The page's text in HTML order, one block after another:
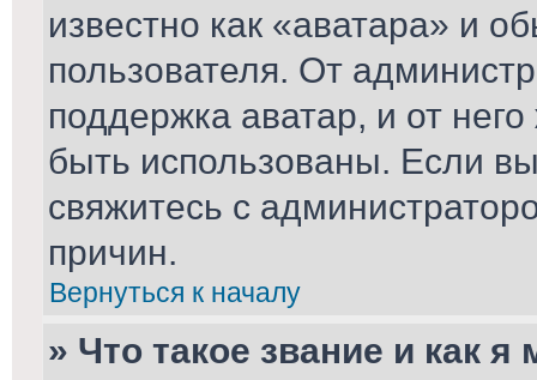
известно как «аватара» и
пользователя. От
поддержка аватар, и от
быть использованы. Если
свяжитесь с
причин.
Вернуться к началу
» Что такое звание и как я